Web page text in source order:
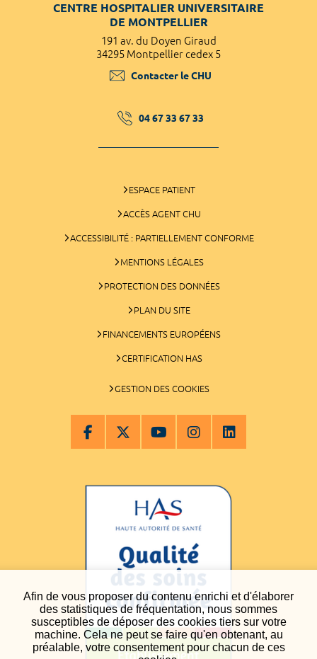
Afin de vous proposer du contenu enrichi et d'élaborer
des statistiques de fréquentation, nous sommes
susceptibles de déposer des cookies tiers sur votre
machine. Cela ne peut se faire qu'en obtenant, au
préalable, votre consentement pour chacun de ces
CENTRE HOSPITALIER UNIVERSITAIRE
DE MONTPELLIER
191 av. du Doyen Giraud
34295 Montpellier cedex 5
Contacter le CHU
04 67 33 67 33
ESPACE PATIENT
ACCÈS AGENT CHU
ACCESSIBILITÉ : PARTIELLEMENT CONFORME
MENTIONS LÉGALES
PROTECTION DES DONNÉES
PLAN DU SITE
FINANCEMENTS EUROPÉENS
CERTIFICATION HAS
GESTION DES COOKIES